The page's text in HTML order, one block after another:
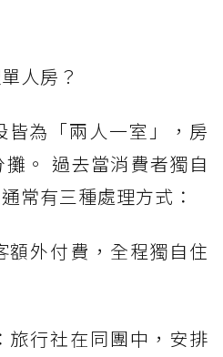
人房？
皆為「兩人一室」，房
。 過去當消費者獨自
常有三種處理方式：
額外付費，全程獨自住
旅行社在同團中，安排